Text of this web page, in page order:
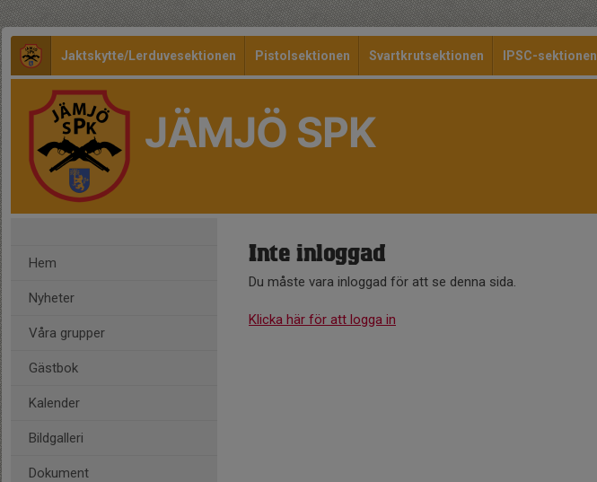
Jaktskytte/Lerduvesektionen Pistolsektionen Svartkrutsektionen IPSC-sektionen
JÄMJÖ SPK
Hem
Nyheter
Våra grupper
Gästbok
Kalender
Bildgalleri
Dokument
Inte inloggad
Du måste vara inloggad för att se denna sida.
Klicka här för att logga in